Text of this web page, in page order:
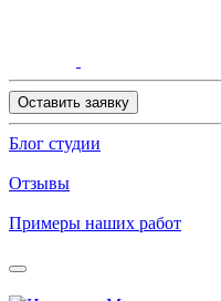
Оставить заявку
Блог студии
Отзывы
Примеры наших работ